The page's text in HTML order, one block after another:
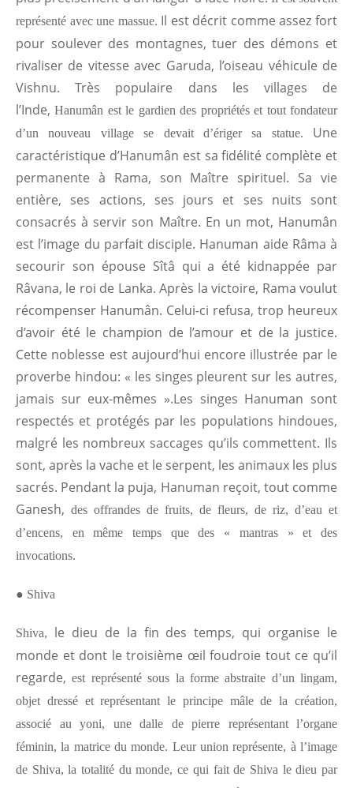
représenté avec une massue. Il est décrit comme assez fort
pour soulever des montagnes, tuer des démons et
rivaliser de vitesse avec Garuda, l’oiseau véhicule de
Vishnu. Très populaire dans les villages de
l’Inde,Hanumân est le gardien des propriétés et tout fondateur
d’un nouveau village se devait d’ériger sa statue. Une
caractéristique d’Hanumân est sa fidélité complète et
permanente à Rama, son Maître spirituel. Sa vie
entière, ses actions, ses jours et ses nuits sont
consacrés à servir son Maître. En un mot, Hanumân
est l’image du parfait disciple. Hanuman aide Râma à
secourir son épouse Sîtâ qui a été kidnappée par
Râvana, le roi de Lanka. Après la victoire, Rama voulut
récompenser Hanumân. Celui-ci refusa, trop heureux
d’avoir été le champion de l’amour et de la justice.
Cette noblesse est aujourd’hui encore illustrée par le
proverbe hindou: « les singes pleurent sur les autres,
jamais sur eux-mêmes ».Les singes Hanuman sont
respectés et protégés par les populations hindoues,
malgré les nombreux saccages qu’ils commettent. Ils
sont, après la vache et le serpent, les animaux les plus
sacrés. Pendant la puja, Hanuman reçoit, tout comme
Ganesh, des offrandes de fruits, de fleurs, de riz, d’eau et
d’encens, en même temps que des « mantras » et des
invocations.
● Shiva
Shiva, le dieu de la fin des temps, qui organise le
monde et dont le troisième œil foudroie tout ce qu’il
regarde,est représenté sous la forme abstraite d’un lingam,
objet dressé et représentant le principe mâle de la création,
associé au yoni, une dalle de pierre représentant l’organe
féminin, la matrice du monde. Leur union représente, à l’image
de Shiva, la totalité du monde, ce qui fait de Shiva le dieu par